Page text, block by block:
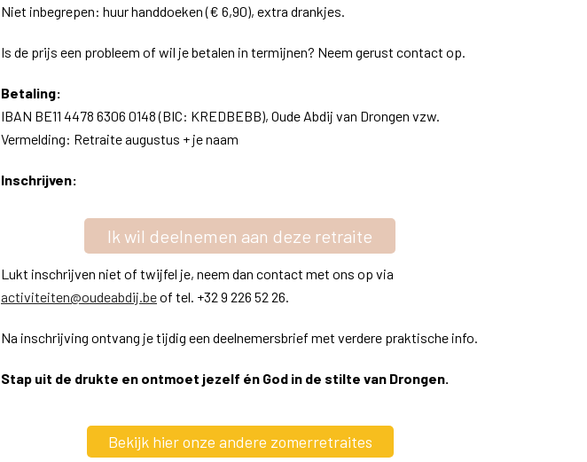
Niet inbegrepen: huur handdoeken (€ 6,90), extra drankjes.
Is de prijs een probleem of wil je betalen in termijnen? Neem gerust contact op.
Betaling:
IBAN BE11 4478 6306 0148 (BIC: KREDBEBB), Oude Abdij van Drongen vzw.
Vermelding: Retraite augustus + je naam
Inschrijven:
Ik wil deelnemen aan deze retraite
Lukt inschrijven niet of twijfel je, neem dan contact met ons op via
activiteiten@oudeabdij.beof tel. +32 9 226 52 26.
Na inschrijving ontvang je tijdig een deelnemersbrief met verdere praktische info.
Stap uit de drukte en ontmoet jezelf én God in de stilte van Drongen.
Bekijk hier onze andere zomerretraites